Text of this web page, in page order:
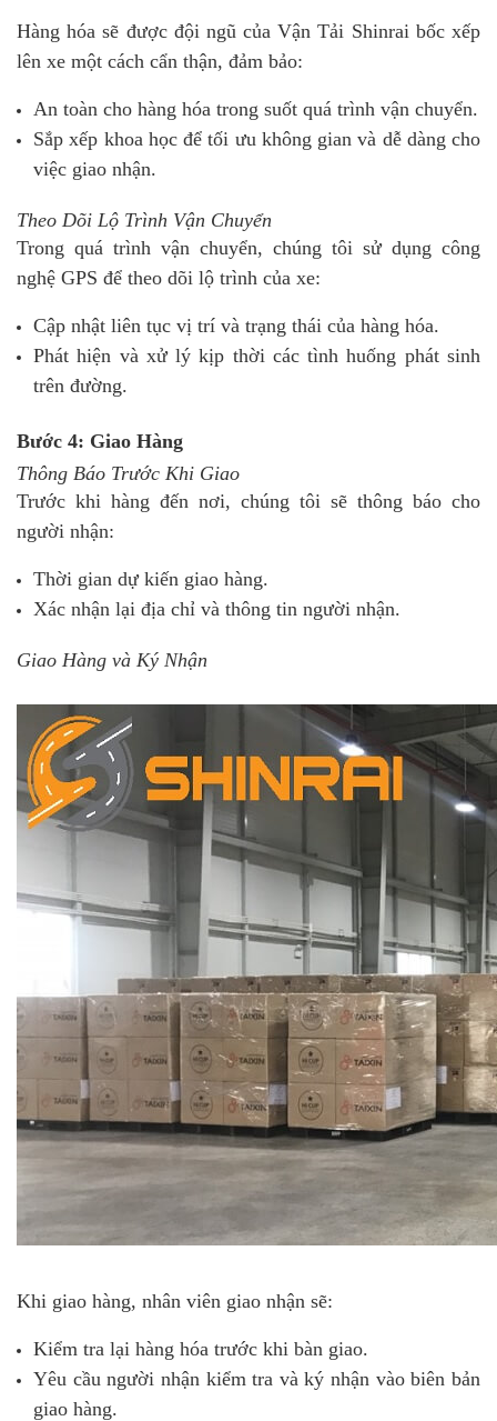
Hàng hóa sẽ được đội ngũ của Vận Tải Shinrai bốc xếp
lên xe một cách cẩn thận, đảm bảo:
An toàn cho hàng hóa trong suốt quá trình vận chuyển.
Sắp xếp khoa học để tối ưu không gian và dễ dàng cho
việc giao nhận.
Theo Dõi Lộ Trình Vận Chuyển
Trong quá trình vận chuyển, chúng tôi sử dụng công
nghệ GPS để theo dõi lộ trình của xe:
Cập nhật liên tục vị trí và trạng thái của hàng hóa.
Phát hiện và xử lý kịp thời các tình huống phát sinh
trên đường.
Bước 4: Giao Hàng
Thông Báo Trước Khi Giao
Trước khi hàng đến nơi, chúng tôi sẽ thông báo cho
người nhận:
Thời gian dự kiến giao hàng.
Xác nhận lại địa chỉ và thông tin người nhận.
Giao Hàng và Ký Nhận
Khi giao hàng, nhân viên giao nhận sẽ:
Kiểm tra lại hàng hóa trước khi bàn giao.
Yêu cầu người nhận kiểm tra và ký nhận vào biên bản
giao hàng.